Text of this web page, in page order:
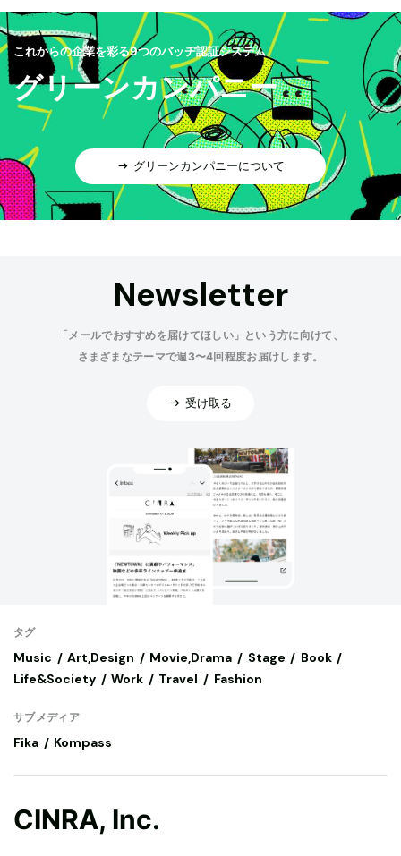
これからの企業を彩る9つのバッヂ認証システム
グリーンカンパニー
グリーンカンパニーについて
Newsletter
「メールでおすすめを届けてほしい」という方に向けて、
さまざまなテーマで週3〜4回程度お届けします。
受け取る
タグ
Music Art,Design Movie,Drama Stage
Book
Life&Society
Work Travel Fashion
サブメディア
Fika Kompass
CINRA, Inc.